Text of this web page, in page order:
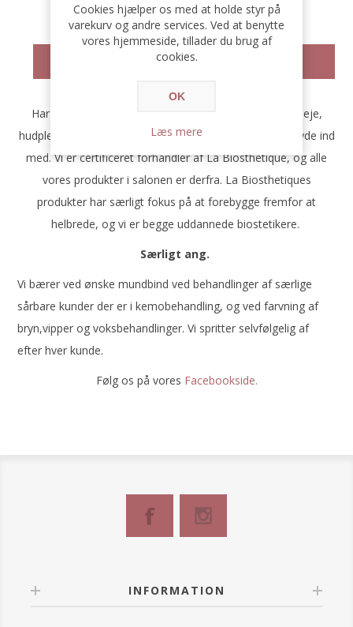
weekenden.
MØD TEAMET
Har du brug for inspiration, råd og vejledning ift. hårpleje,
hudpleje og makeup, har vi stor indsigt og erfaring at byde ind
med. Vi er certificeret forhandler af La Biosthetique, og alle
vores produkter i salonen er derfra. La Biosthetiques
produkter har særligt fokus på at forebygge fremfor at
helbrede, og vi er begge uddannede biostetikere.
Særligt ang.
Vi bærer ved ønske mundbind ved behandlinger af særlige
sårbare kunder der er i kemobehandling, og ved farvning af
bryn,vipper og voksbehandlinger. Vi spritter selvfølgelig af
efter hver kunde.
Følg os på vores Facebookside.
INFORMATION
Cookies hjælper os med at holde styr på
varekurv og andre services. Ved at benytte
vores hjemmeside, tillader du brug af
cookies.
OK
Læs mere